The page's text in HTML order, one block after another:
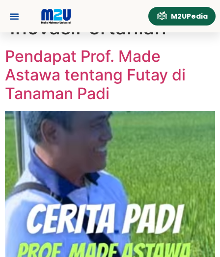
M2UPedia
InovasiPertanian
Pendapat Prof. Made
Astawa tentang Futay di
Tanaman Padi